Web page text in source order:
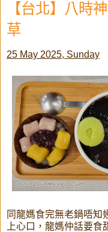
【台北】八時
草
25 May 2025, Sunday
同龍媽食完無老鍋唔知
上心口，龍媽仲話要